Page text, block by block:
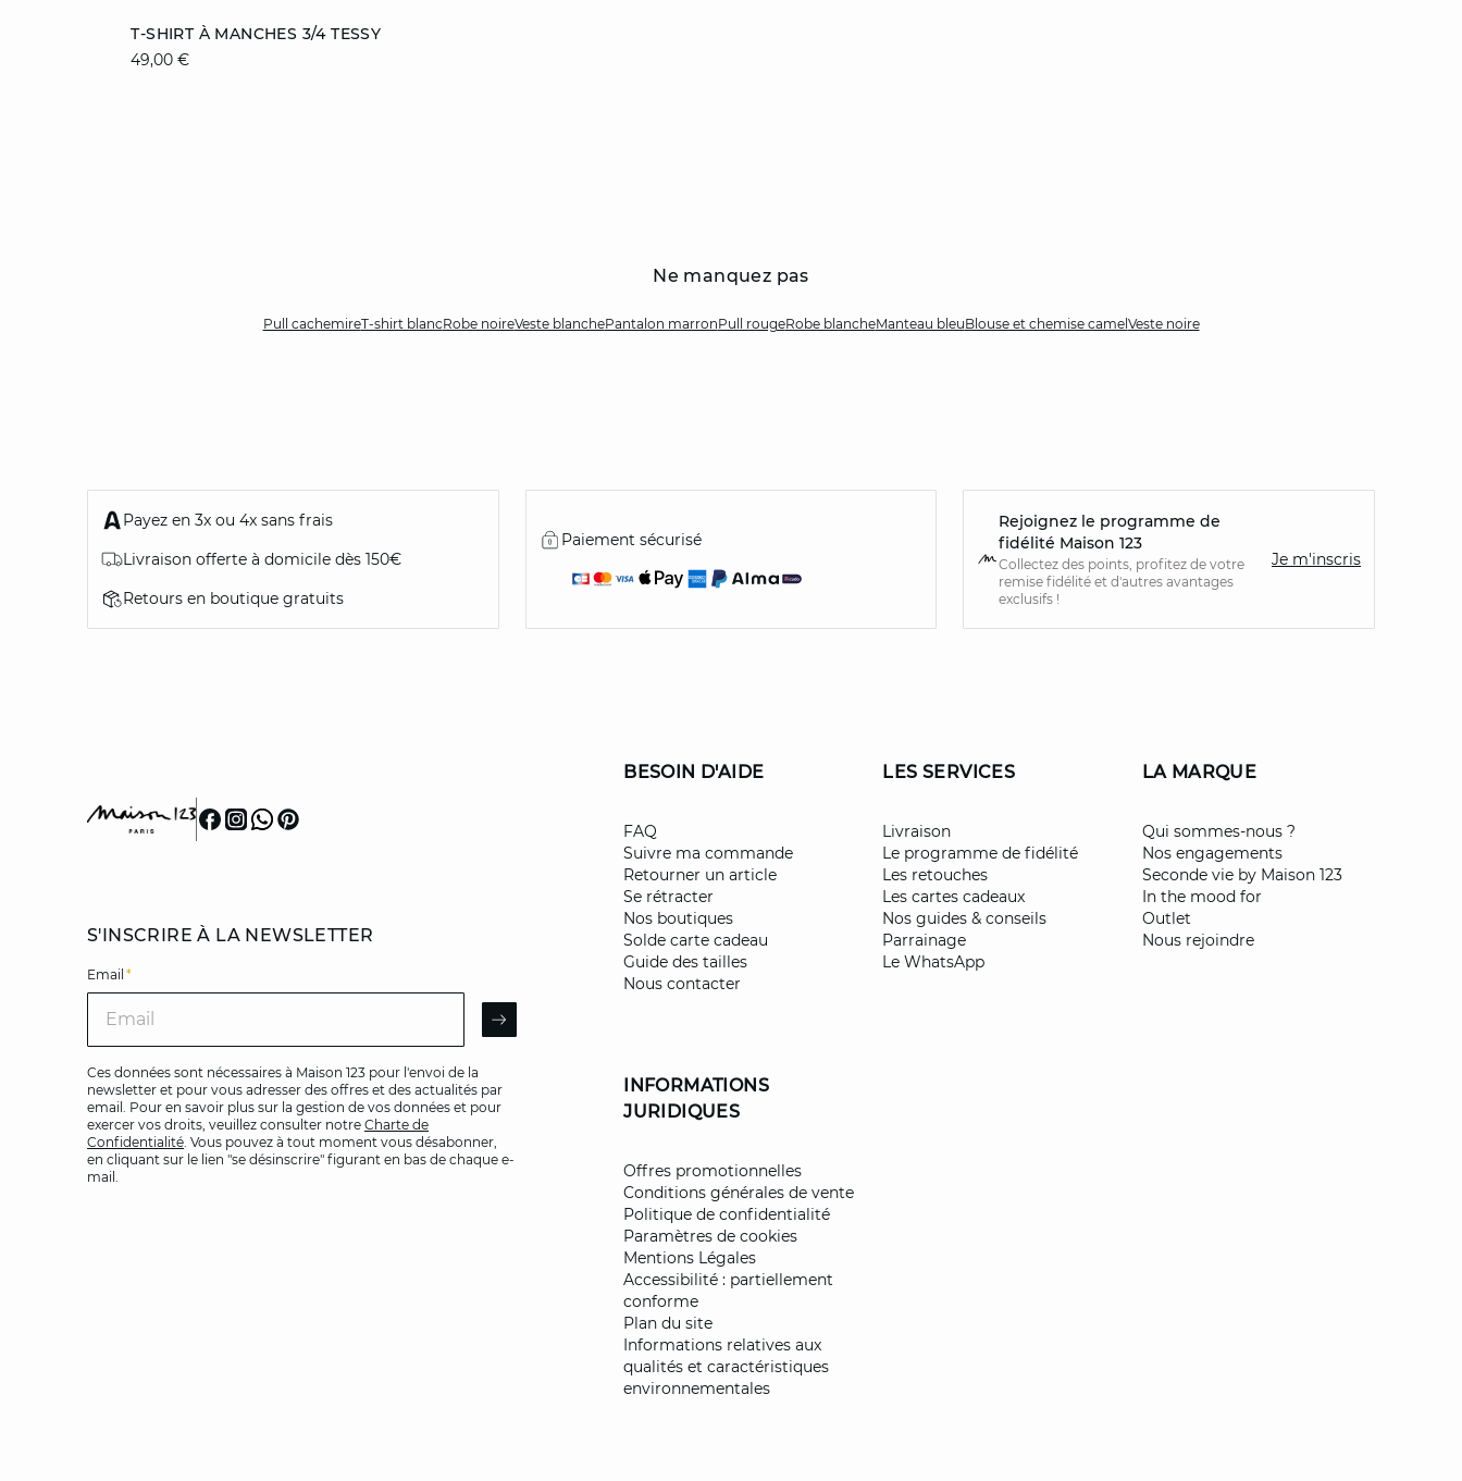
T-SHIRT À MANCHES 3/4 TESSY
49,00 €
Ajouter au panier
XS
Ne manquez pas
Pull cachemireT-shirt blancRobe noireVeste blanchePantalon marronPull rougeRobe blancheManteau bleuBlouse et chemise camel Veste noire
Payez en 3x ou 4x sans frais
Livraison offerte à domicile dès 150€
Retours en boutique gratuits
Paiement sécurisé
Rejoignez le programme de
fidélité Maison 123
Collectez des points, profitez de votre
remise fidélité et d'autres avantages
exclusifs !
Je m'inscris
S'INSCRIRE À LA NEWSLETTER
Email *
ARROW
Ces données sont nécessaires à Maison 123 pour l'envoi de la
newsletter et pour vous adresser des offres et des actualités par
email. Pour en savoir plus sur la gestion de vos données et pour
exercer vos droits, veuillez consulter notre Charte de
Confidentialité . Vous pouvez à tout moment vous désabonner,
en cliquant sur le lien "se désinscrire" figurant en bas de chaque e-
mail.
BESOIN D'AIDE
FAQ
Suivre ma commande
Retourner un article
Se rétracter
Nos boutiques
Solde carte cadeau
Guide des tailles
Nous contacter
INFORMATIONS
JURIDIQUES
Offres promotionnelles
Conditions générales de vente
Politique de confidentialité
Paramètres de cookies
Mentions Légales
Accessibilité : partiellement
conforme
Plan du site
Informations relatives aux
qualités et caractéristiques
environnementales
LES SERVICES
Livraison
Le programme de fidélité
Les retouches
Les cartes cadeaux
Nos guides & conseils
Parrainage
Le WhatsApp
LA MARQUE
Qui sommes-nous ?
Nos engagements
Seconde vie by Maison 123
In the mood for
Outlet
Nous rejoindre